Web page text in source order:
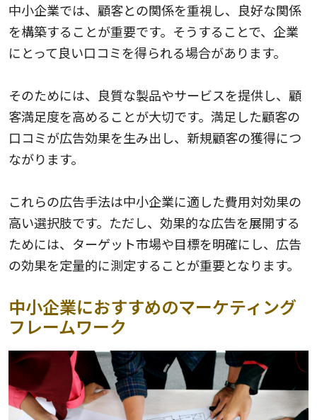
中小企業では、顧客との関係を重視し、良好な関係
を構築することが重要です。そうすることで、企業
にとって良い口コミを得られる場合があります。
そのためには、良質な製品やサービスを提供し、顧
客満足度を高めることが大切です。満足した顧客の
口コミが広告効果を生み出し、新規顧客の獲得につ
ながります。
これらの広告手法は中小企業に適した費用対効果の
高い選択肢です。ただし、効果的な広告を展開する
ためには、ターゲット市場や目標を明確にし、広告
の効果を定量的に測定することが重要となります。
中小企業におすすめのマーケティング
フレームワーク